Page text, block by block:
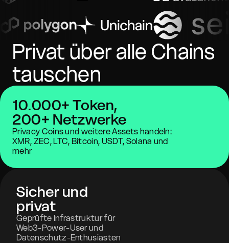
Privat über alle Chains
tauschen
10.000+ Token,
200+ Netzwerke
Privacy Coins und weitere Assets handeln:
XMR, ZEC, LTC, Bitcoin, USDT, Solana und
mehr
Sicher und
privat
Geprüfte Infrastruktur für
Web3-Power-User und
Datenschutz-Enthusiasten